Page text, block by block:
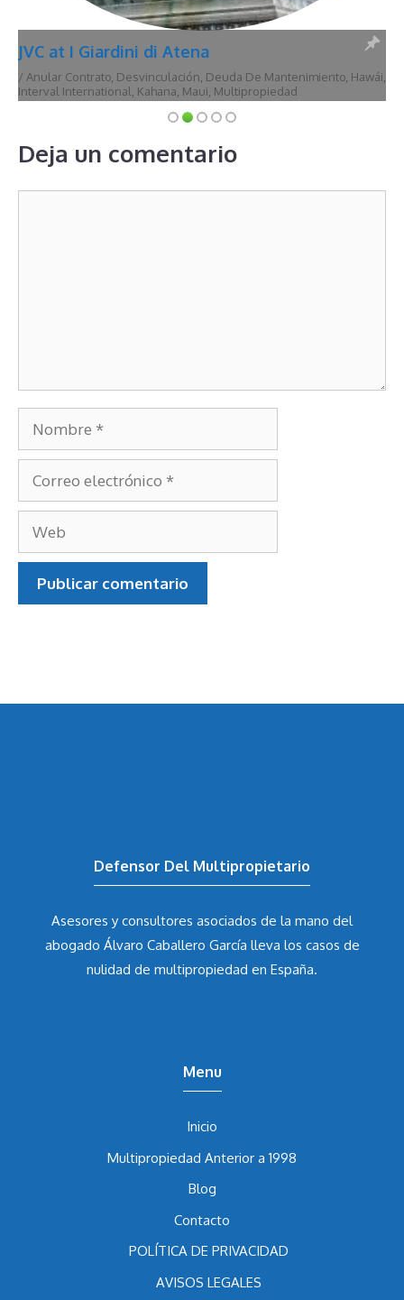
JVC at I Giardini di Atena
/ Anular Contrato, Desvinculación, Deuda De Mantenimiento, Hawái,
Interval International, Kahana, Maui, Multipropiedad
Nombre
Correo
electrónico
Web
Asesores y consultores asociados de la mano del
abogado Álvaro Caballero Garcíalleva los casos de
Inicio
Multipropiedad Anterior a 1998
Blog
Contacto
POLÍTICA DE PRIVACIDAD